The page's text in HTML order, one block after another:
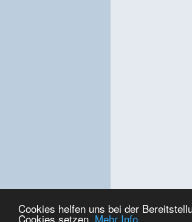
Cookies helfen uns bei der
Cookies setzen. Mehr Info